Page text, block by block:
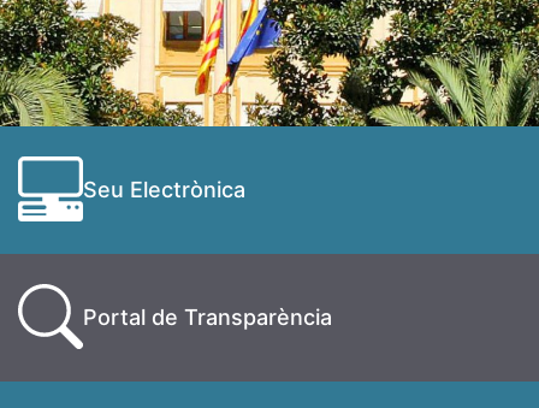
Seu Electrònica
Portal de Transparència